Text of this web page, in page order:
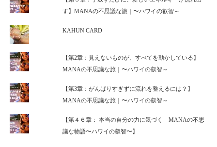
す】MANAの不思議な旅｜〜ハワイの叡智～
KAHUN CARD
【第2章：見えないものが、すべてを動かしている】
MANAの不思議な旅｜〜ハワイの叡智～
【第3章：がんばりすぎずに流れを整えるには？】
MANAの不思議な旅｜〜ハワイの叡智～
【第４６章： 本当の自分の力に気づく MANAの不思
議な物語〜ハワイの叡智〜】